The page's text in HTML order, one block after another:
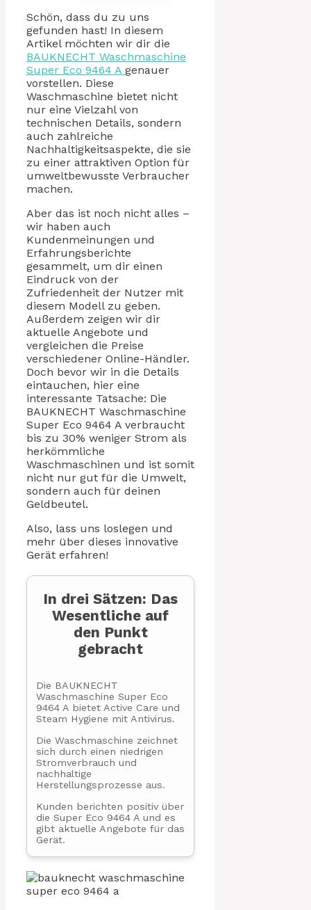
Schön, dass du zu uns
gefunden hast! In diesem
Artikel möchten wir dir die
BAUKNECHT Waschmaschine
Super Eco 9464 A genauer
vorstellen. Diese
Waschmaschine bietet nicht
nur eine Vielzahl von
technischen Details, sondern
auch zahlreiche
Nachhaltigkeitsaspekte, die sie
zu einer attraktiven Option für
umweltbewusste Verbraucher
machen.
Aber das ist noch nicht alles –
wir haben auch
Kundenmeinungen und
Erfahrungsberichte
gesammelt, um dir einen
Eindruck von der
Zufriedenheit der Nutzer mit
diesem Modell zu geben.
Außerdem zeigen wir dir
aktuelle Angebote und
vergleichen die Preise
verschiedener Online-Händler.
Doch bevor wir in die Details
eintauchen, hier eine
interessante Tatsache: Die
BAUKNECHT Waschmaschine
Super Eco 9464 A verbraucht
bis zu 30% weniger Strom als
herkömmliche
Waschmaschinen und ist somit
nicht nur gut für die Umwelt,
sondern auch für deinen
Geldbeutel.
Also, lass uns loslegen und
mehr über dieses innovative
Gerät erfahren!
In drei Sätzen: Das
Wesentliche auf
den Punkt
gebracht
Die BAUKNECHT
Waschmaschine Super Eco
9464 A bietet Active Care und
Steam Hygiene mit Antivirus.
Die Waschmaschine zeichnet
sich durch einen niedrigen
Stromverbrauch und
nachhaltige
Herstellungsprozesse aus.
Kunden berichten positiv über
die Super Eco 9464 A und es
gibt aktuelle Angebote für das
Gerät.